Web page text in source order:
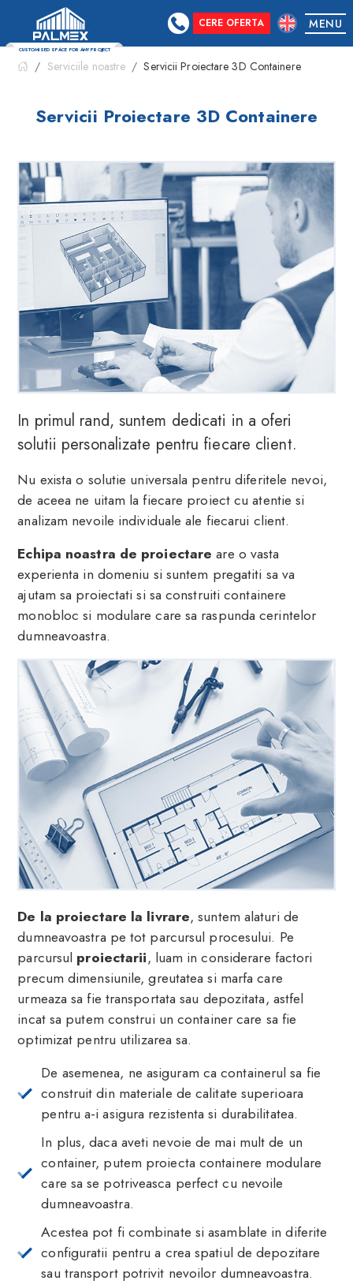
CUSTOMISED SPACE FOR ANY PROJECT
CERE OFERTA MENU
Serviciile noastre Servicii Proiectare 3D Containere
Servicii Proiectare 3D Containere
In primul rand, suntem dedicati in a oferi
solutii personalizate pentru fiecare client.
Nu exista o solutie universala pentru diferitele nevoi,
de aceea ne uitam la fiecare proiect cu atentie si
analizam nevoile individuale ale fiecarui client.
Echipa noastra de proiectare are o vasta
experienta in domeniu si suntem pregatiti sa va
ajutam sa proiectati si sa construiti containere
monobloc si modulare care sa raspunda cerintelor
dumneavoastra.
De la proiectare la livrare, suntem alaturi de
dumneavoastra pe tot parcursul procesului. Pe
parcursul proiectarii, luam in considerare factori
precum dimensiunile, greutatea si marfa care
urmeaza sa fie transportata sau depozitata, astfel
incat sa putem construi un container care sa fie
optimizat pentru utilizarea sa.
De asemenea, ne asiguram ca containerul sa fie
construit din materiale de calitate superioara
pentru a-i asigura rezistenta si durabilitatea.
In plus, daca aveti nevoie de mai mult de un
container, putem proiecta containere modulare
care sa se potriveasca perfect cu nevoile
dumneavoastra.
Acestea pot fi combinate si asamblate in diferite
configuratii pentru a crea spatiul de depozitare
sau transport potrivit nevoilor dumneavoastra.